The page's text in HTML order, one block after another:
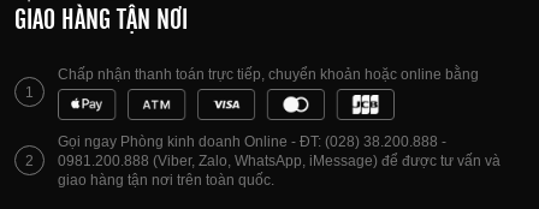
GIAO HÀNG TẬN NƠI
1
Chấp nhận thanh toán trực tiếp, chuyển khoản hoặc online bằng
2
Gọi ngay Phòng kinh doanh Online - ĐT: (028) 38.200.888 -
0981.200.888 (Viber, Zalo, WhatsApp, iMessage) để được tư vấn và
giao hàng tận nơi trên toàn quốc.